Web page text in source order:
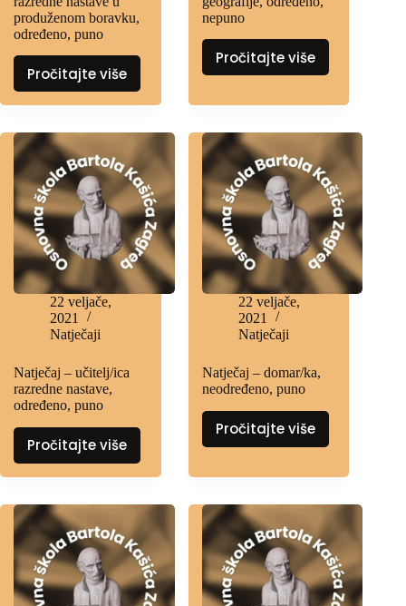
produženom boravku,
određeno, puno
Pročitajte više
nepuno
Pročitajte više
22 veljače,
2021
Natječaji
Natječaj – učitelj/ica
razredne nastave,
određeno, puno
Pročitajte više
22 veljače,
2021
Natječaji
Natječaj – domar/ka,
neodređeno, puno
Pročitajte više